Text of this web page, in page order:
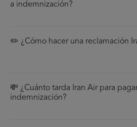
a indemnización?
✏️ ¿Cómo hacer una reclamación
💸 ¿Cuánto tarda Iran Air para
indemnización?